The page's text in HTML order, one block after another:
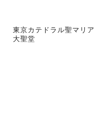
東京カテドラル聖マリア
大聖堂